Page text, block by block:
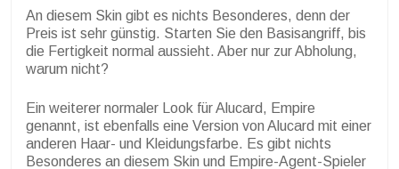
An diesem Skin gibt es nichts Besonderes, denn der
Preis ist sehr günstig. Starten Sie den Basisangriff, bis
die Fertigkeit normal aussieht. Aber nur zur Abholung,
warum nicht?
Ein weiterer normaler Look für Alucard, Empire
genannt, ist ebenfalls eine Version von Alucard mit einer
anderen Haar- und Kleidungsfarbe. Es gibt nichts
Besonderes an diesem Skin und Empire-Agent-Spieler